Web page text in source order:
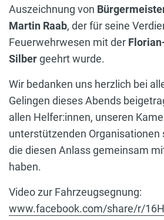
Auszeichnung von
Martin Raab, der für seine
Feuerwehrwesen mit der
Silbergeehrt wurde.
Wir bedanken uns herzlich bei
Gelingen dieses Abends
allen Helfer:innen, unseren
unterstützenden Organisationen
die diesen Anlass gemeinsam
haben.
Video zur Fahrzeugsegnung:
www.facebook.com/share/r/